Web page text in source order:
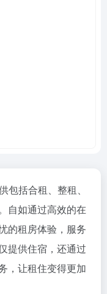
包括合租、整租、
自如通过高效的在
的租房体验，服务
提供住宿，还通过
，让租住变得更加